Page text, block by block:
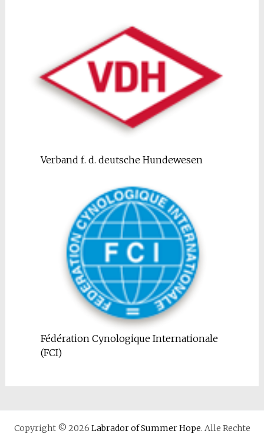
Verband f. d. deutsche Hundewesen
Fédération Cynologique Internationale
(FCI)
Copyright © 2026 Labrador of Summer Hope. Alle Rechte